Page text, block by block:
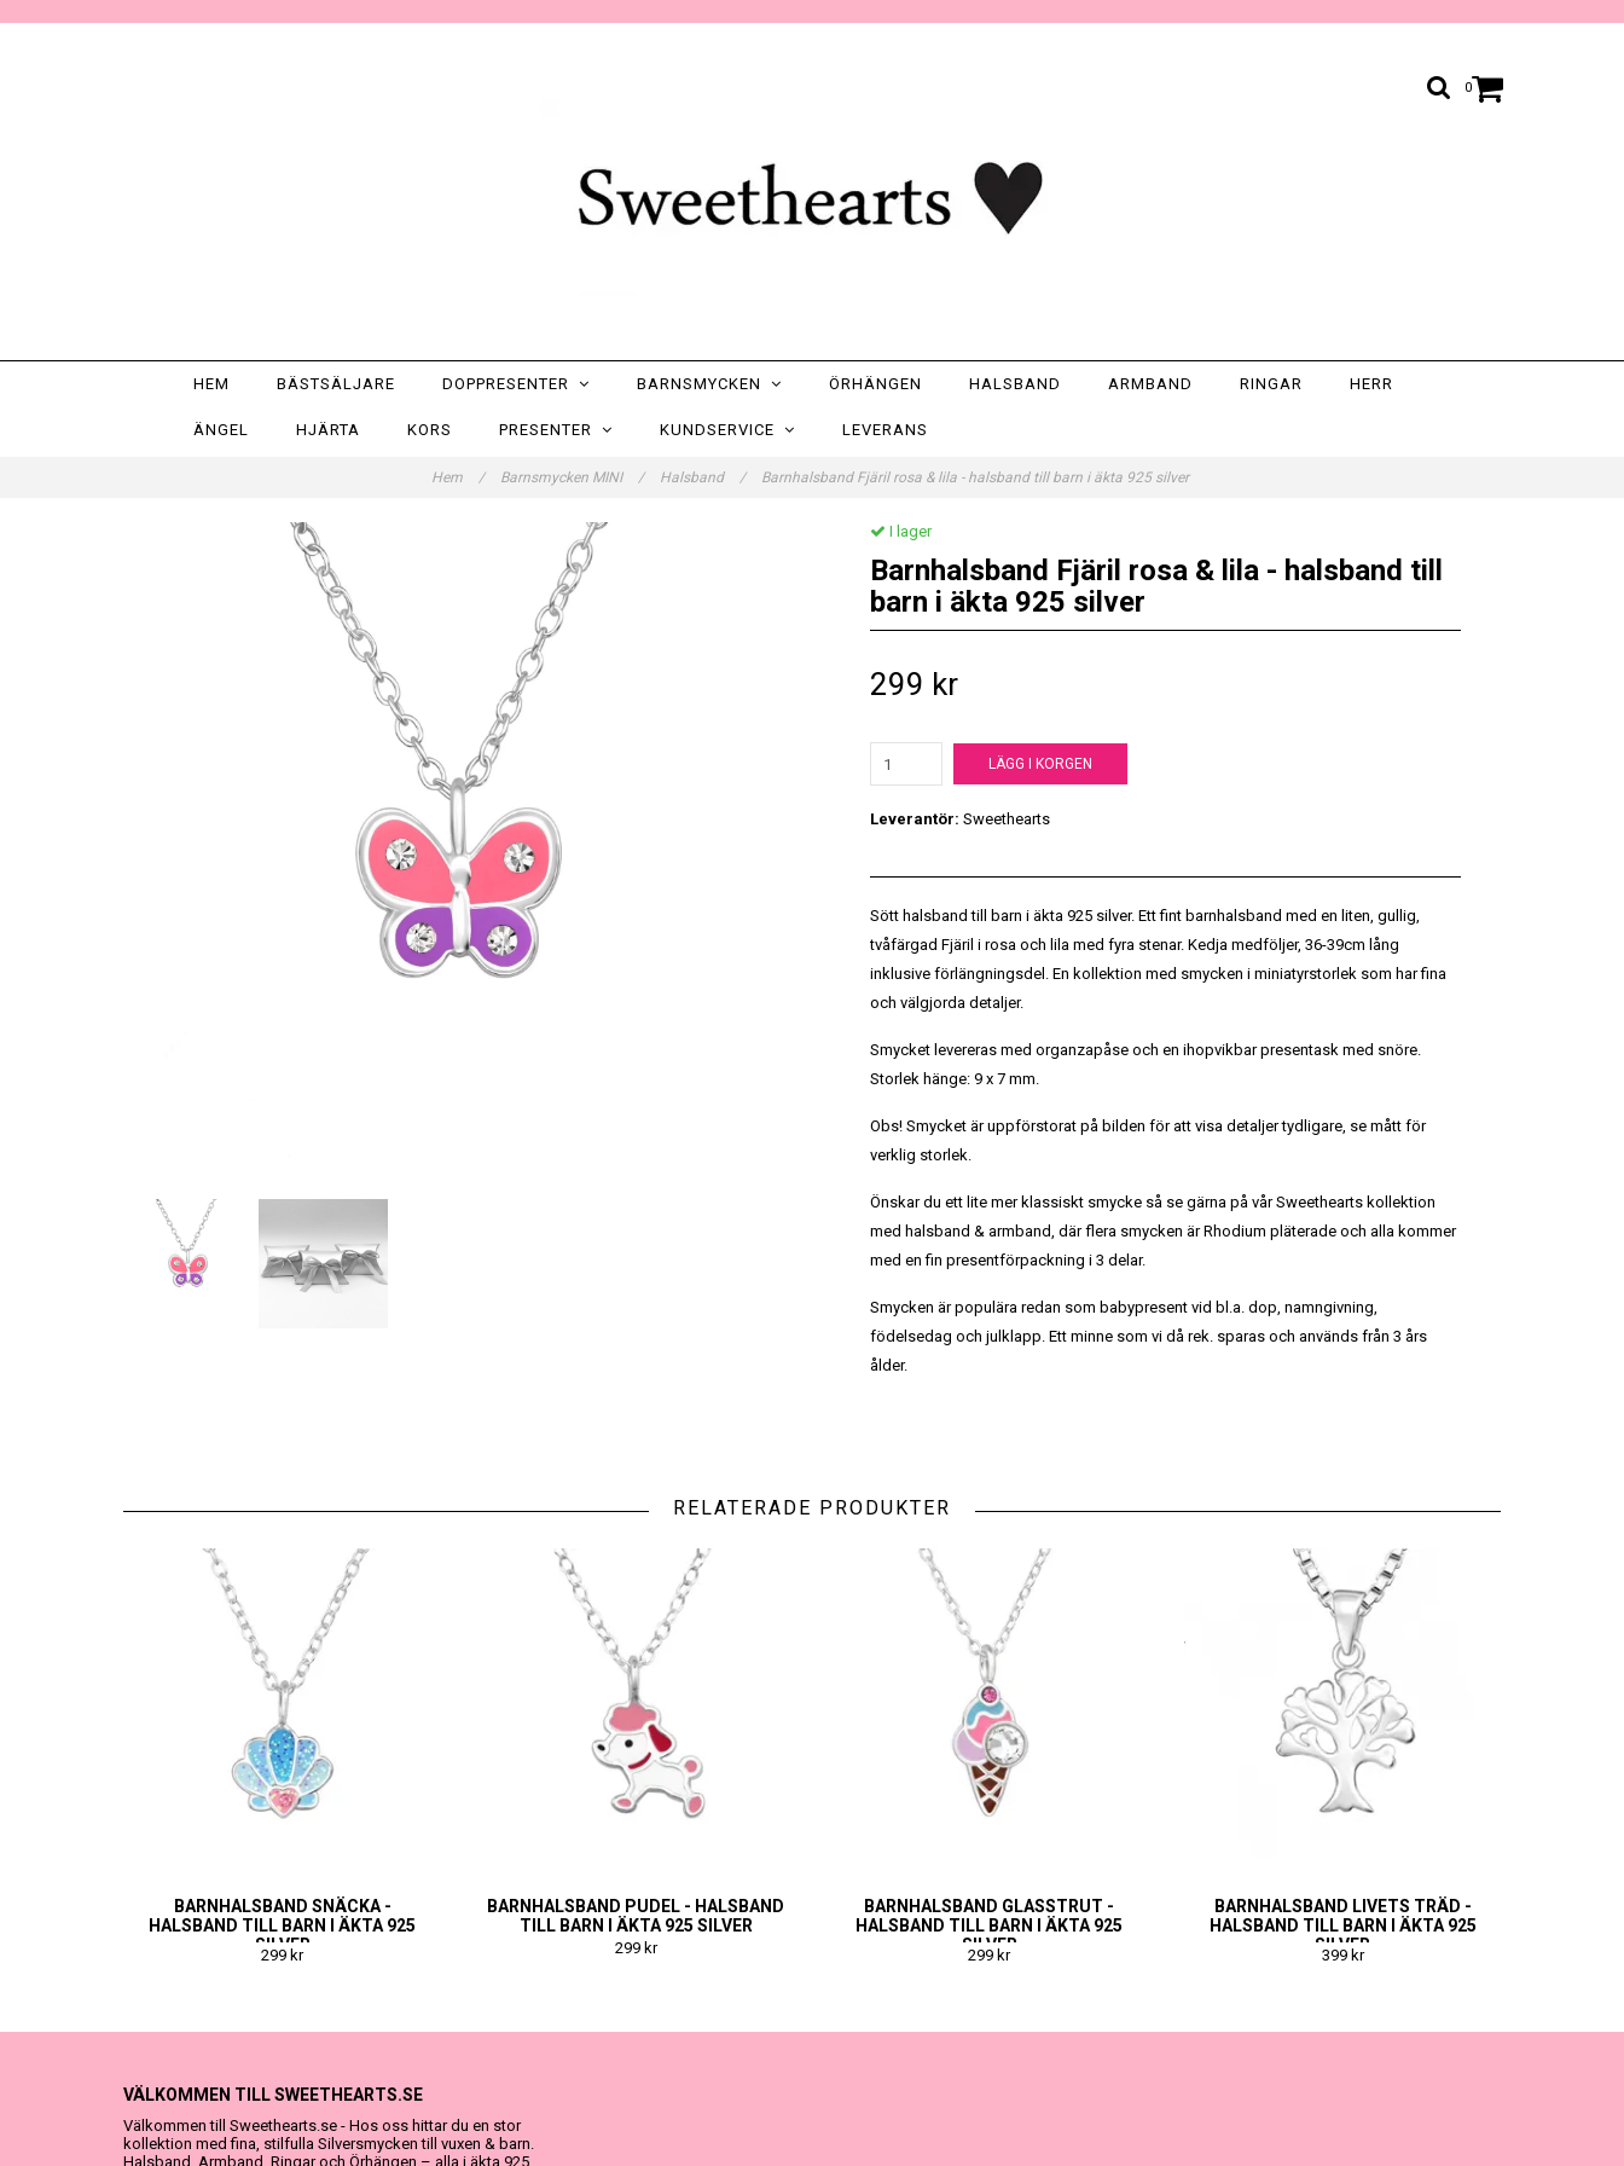
0
HEM BÄSTSÄLJARE DOPPRESENTER BARNSMYCKEN ÖRHÄNGEN HALSBAND ARMBAND RINGAR HERR
ÄNGEL HJÄRTA KORS PRESENTER KUNDSERVICE LEVERANS
Hem / Barnsmycken MINI / Halsband / Barnhalsband Fjäril rosa & lila - halsband till barn i äkta 925 silver
I lager
Barnhalsband Fjäril rosa & lila - halsband till
barn i äkta 925 silver
299 kr
LÄGG I KORGEN
Leverantör: Sweethearts
Sött halsband till barn i äkta 925 silver. Ett fint barnhalsband med en liten, gullig,
tvåfärgad Fjäril i rosa och lila med fyra stenar. Kedja medföljer, 36-39cm lång
inklusive förlängningsdel. En kollektion med smycken i miniatyrstorlek som har fina
och välgjorda detaljer.
Smycket levereras med organzapåse och en ihopvikbar presentask med snöre.
Storlek hänge: 9 x 7 mm.
Obs! Smycket är uppförstorat på bilden för att visa detaljer tydligare, se mått för
verklig storlek.
Önskar du ett lite mer klassiskt smycke så se gärna på vår Sweethearts kollektion
med halsband & armband, där flera smycken är Rhodium pläterade och alla kommer
med en fin presentförpackning i 3 delar.
Smycken är populära redan som babypresent vid bl.a. dop, namngivning,
födelsedag och julklapp. Ett minne som vi då rek. sparas och används från 3 års
ålder.
RELATERADE PRODUKTER
BARNHALSBAND SNÄCKA -
HALSBAND TILL BARN I ÄKTA 925
SILVER
299 kr
BARNHALSBAND PUDEL - HALSBAND
TILL BARN I ÄKTA 925 SILVER
299 kr
BARNHALSBAND GLASSTRUT -
HALSBAND TILL BARN I ÄKTA 925
SILVER
299 kr
BARNHALSBAND LIVETS TRÄD -
HALSBAND TILL BARN I ÄKTA 925
SILVER
399 kr
VÄLKOMMEN TILL SWEETHEARTS.SE
Välkommen till Sweethearts.se - Hos oss hittar du en stor
kollektion med fina, stilfulla Silversmycken till vuxen & barn.
Halsband, Armband, Ringar och Örhängen – alla i äkta 925